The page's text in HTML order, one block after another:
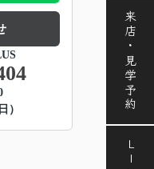
来店・見学予約
）